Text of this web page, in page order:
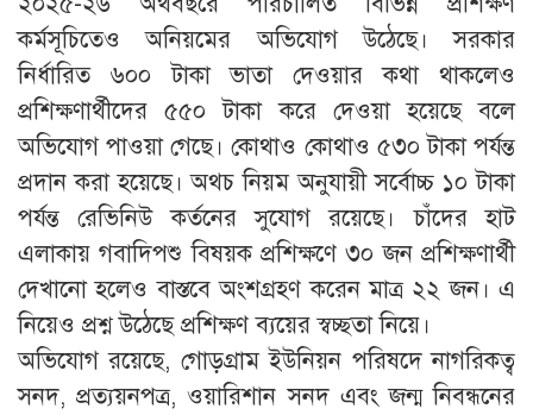
কর্মসূচিতেও অনিয়মের অভিযোগ উঠেছে। সরকার
নির্ধারিত ৬০০ টাকা ভাতা দেওয়ার কথা থাকলেও
প্রশিক্ষণার্থীদের ৫৫০ টাকা করে দেওয়া হয়েছে বলে
অভিযোগ পাওয়া গেছে। কোথাও কোথাও ৫৩০ টাকা পর্যন্ত
প্রদান করা হয়েছে। অথচ নিয়ম অনুযায়ী সর্বোচ্চ ১০ টাকা
পর্যন্ত রেভিনিউ কর্তনের সুযোগ রয়েছে। চাঁদের হাট
এলাকায় গবাদিপশু বিষয়ক প্রশিক্ষণে ৩০ জন প্রশিক্ষণার্থী
দেখানো হলেও বাস্তবে অংশগ্রহণ করেন মাত্র ২২ জন। এ
নিয়েও প্রশ্ন উঠেছে প্রশিক্ষণ ব্যয়ের স্বচ্ছতা নিয়ে।
অভিযোগ রয়েছে, গোড়গ্রাম ইউনিয়ন পরিষদে নাগরিকত্ব
সনদ, প্রত্যয়নপত্র, ওয়ারিশান সনদ এবং জন্ম নিবন্ধনের